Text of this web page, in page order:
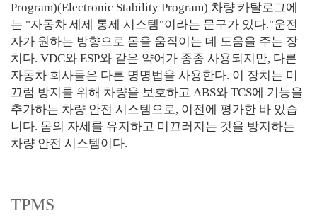
Program)(Electronic Stability Program) 차량 카탈로그에
는 "자동차 세제 통제 시스템"이라는 문구가 있다."운전
자가 원하는 방향으로 몸을 움직이는 데 도움을 주는 장
치다. VDC와 ESP와 같은 약어가 종종 사용되지만, 다른
자동차 회사들은 다른 명명법을 사용한다. 이 장치는 미
끄럼 방지를 위해 차량을 보호하고 ABS와 TCS에 기능을
추가하는 차량 안전 시스템으로, 이전에 평가한 바 있습
니다. 몸의 자세를 유지하고 미끄러지는 것을 방지하는
차량 안전 시스템이다.
TPMS